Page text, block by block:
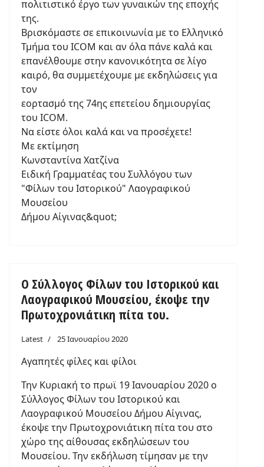
πολιτιστικό έργο των γυναικών της εποχής
της.
Βρισκόμαστε σε επικοινωνία με το Ελληνικό
Τμήμα του ICOM και αν όλα πάνε καλά και
επανέλθουμε στην κανονικότητα σε λίγο
καιρό, θα συμμετέχουμε με εκδηλώσεις για
τον
εορτασμό της 74ης επετείου δημιουργίας
του ΙCOM.
Να είστε όλοι καλά και να προσέχετε!
Με εκτίμηση
Κωνσταντίνα Χατζίνα
Ειδική Γραμματέας του Συλλόγου των
"Φίλων του Ιστορικού" Λαογραφικού
Μουσείου
Δήμου Αίγινας&quot;
Ο Σύλλογος Φίλων του Ιστορικού και
Λαογραφικού Μουσείου, έκοψε την
Πρωτοχρονιάτικη πίτα του.
Latest 25 Ιανουαρίου 2020
Αγαπητές φίλες και φίλοι
Την Κυριακή το πρωϊ 19 Ιανουαρίου 2020 ο
Σύλλογος Φίλων του Ιστορικού και
Λαογραφικού Μουσείου Δήμου Αίγινας,
έκοψε την Πρωτοχρονιάτικη πίτα του στο
χώρο της αίθουσας εκδηλώσεων του
Μουσείου. Την εκδήλωση τίμησαν με την